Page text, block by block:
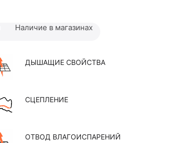
Наличие в магазинах
ДЫШАЩИЕ СВОЙСТВА
СЦЕПЛЕНИЕ
ОТВОД ВЛАГОИСПАРЕНИЙ